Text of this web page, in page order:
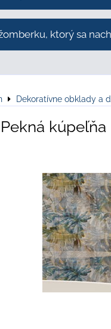
ktorý sa
Dekoratívne obklady a
kúpeľňa